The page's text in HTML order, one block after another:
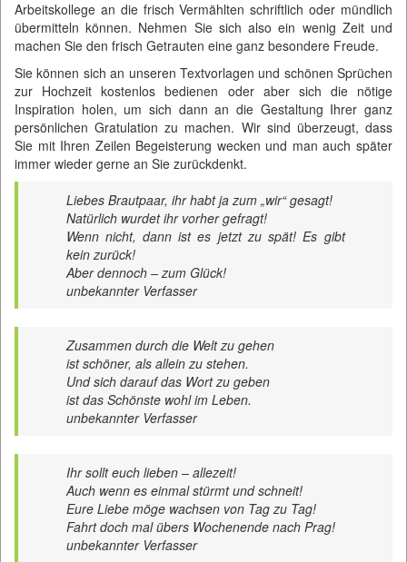
Arbeitskollege an die frisch Vermählten schriftlich oder mündlich
übermitteln können. Nehmen Sie sich also ein wenig Zeit und
machen Sie den frisch Getrauten eine ganz besondere Freude.
Sie können sich an unseren Textvorlagen und schönen Sprüchen
zur Hochzeit kostenlos bedienen oder aber sich die nötige
Inspiration holen, um sich dann an die Gestaltung Ihrer ganz
persönlichen Gratulation zu machen. Wir sind überzeugt, dass
Sie mit Ihren Zeilen Begeisterung wecken und man auch später
immer wieder gerne an Sie zurückdenkt.
Liebes Brautpaar, ihr habt ja zum „wir“ gesagt!
Natürlich wurdet ihr vorher gefragt!
Wenn nicht, dann ist es jetzt zu spät! Es gibt
kein zurück!
Aber dennoch – zum Glück!
unbekannter Verfasser
Zusammen durch die Welt zu gehen
ist schöner, als allein zu stehen.
Und sich darauf das Wort zu geben
ist das Schönste wohl im Leben.
unbekannter Verfasser
Ihr sollt euch lieben – allezeit!
Auch wenn es einmal stürmt und schneit!
Eure Liebe möge wachsen von Tag zu Tag!
Fahrt doch mal übers Wochenende nach Prag!
unbekannter Verfasser